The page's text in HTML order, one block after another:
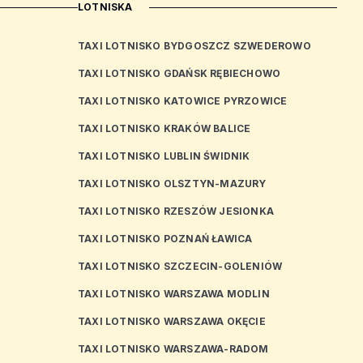
LOTNISKA
TAXI LOTNISKO BYDGOSZCZ SZWEDEROWO
TAXI LOTNISKO GDAŃSK RĘBIECHOWO
TAXI LOTNISKO KATOWICE PYRZOWICE
TAXI LOTNISKO KRAKÓW BALICE
TAXI LOTNISKO LUBLIN ŚWIDNIK
TAXI LOTNISKO OLSZTYN-MAZURY
TAXI LOTNISKO RZESZÓW JESIONKA
TAXI LOTNISKO POZNAŃ ŁAWICA
TAXI LOTNISKO SZCZECIN-GOLENIÓW
TAXI LOTNISKO WARSZAWA MODLIN
TAXI LOTNISKO WARSZAWA OKĘCIE
TAXI LOTNISKO WARSZAWA-RADOM